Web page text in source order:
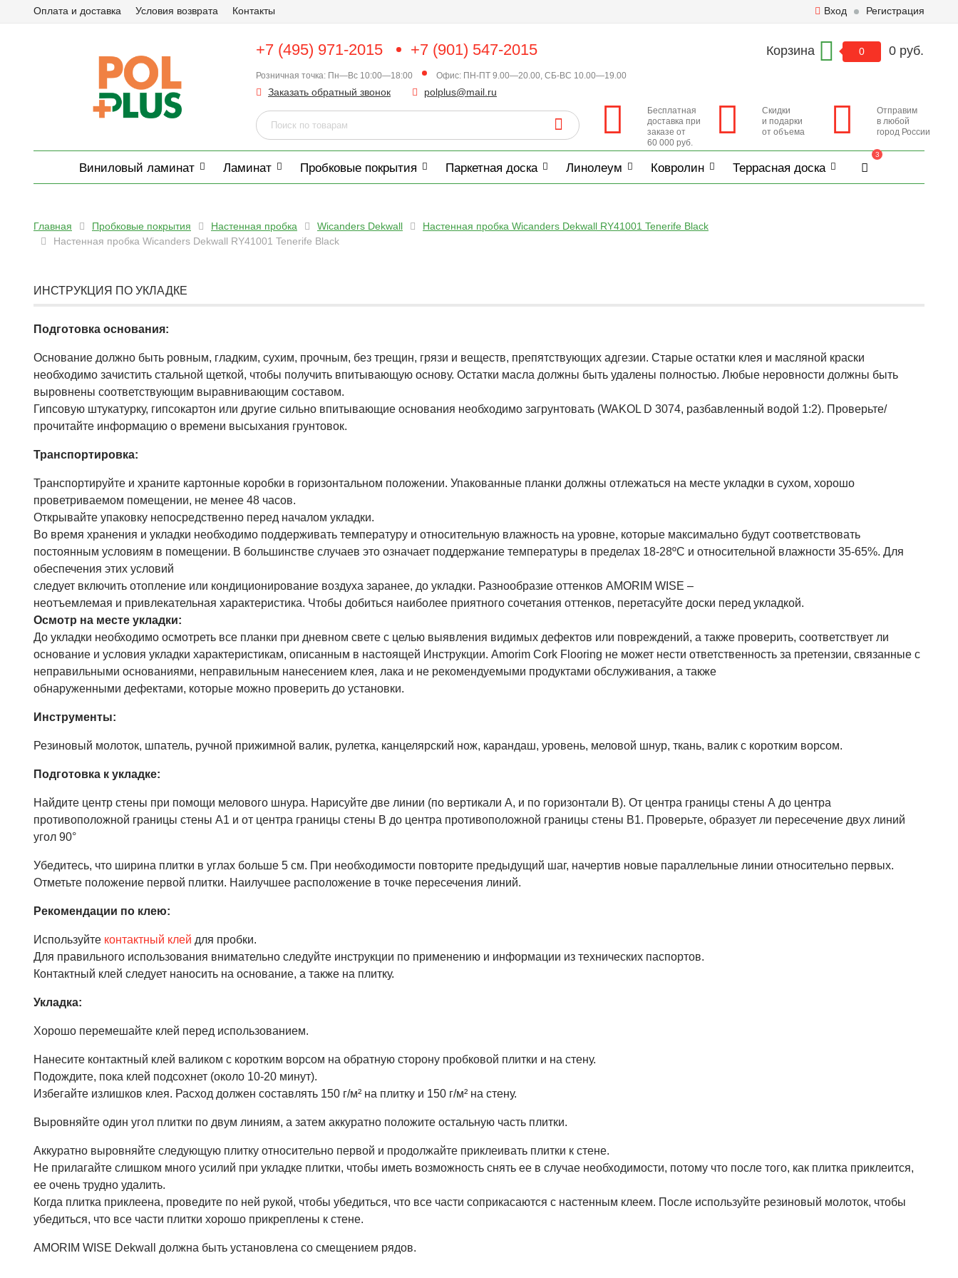
Оплата и доставка Условия возврата Контакты Вход Регистрация
+7 (495) 971-2015 +7 (901) 547-2015
Розничная точка: Пн—Вс 10:00—18:00 Офис: ПН-ПТ 9.00—20.00, СБ-ВС 10.00—19.00
Заказать обратный звонок polplus@mail.ru
Корзина 0 0 руб.
Бесплатная
доставка при
заказе от
60 000 руб.
Скидки
и подарки
от объема
Отправим
в любой
город России
Виниловый ламинат Ламинат Пробковые покрытия Паркетная доска Линолеум Ковролин Террасная доска
3
Главная Пробковые покрытия Настенная пробка Wicanders Dekwall
Настенная пробка Wicanders Dekwall RY41001 Tenerife Black
Настенная пробка Wicanders Dekwall RY41001 Tenerife Black
ИНСТРУКЦИЯ ПО УКЛАДКЕ
Подготовка основания:
Основание должно быть ровным, гладким, сухим, прочным, без трещин, грязи и веществ, препятствующих адгезии. Старые остатки клея и масляной краски
необходимо зачистить стальной щеткой, чтобы получить впитывающую основу. Остатки масла должны быть удалены полностью. Любые неровности должны быть
выровнены соответствующим выравнивающим составом.
Гипсовую штукатурку, гипсокартон или другие сильно впитывающие основания необходимо загрунтовать (WAKOL D 3074, разбавленный водой 1:2). Проверьте/
прочитайте информацию о времени высыхания грунтовок.
Транспортировка:
Транспортируйте и храните картонные коробки в горизонтальном положении. Упакованные планки должны отлежаться на месте укладки в сухом, хорошо
проветриваемом помещении, не менее 48 часов.
Открывайте упаковку непосредственно перед началом укладки.
Во время хранения и укладки необходимо поддерживать температуру и относительную влажность на уровне, которые максимально будут соответствовать
постоянным условиям в помещении. В большинстве случаев это означает поддержание температуры в пределах 18-28ºC и относительной влажности 35-65%. Для
обеспечения этих условий
следует включить отопление или кондиционирование воздуха заранее, до укладки. Разнообразие оттенков AMORIM WISE –
неотъемлемая и привлекательная характеристика. Чтобы добиться наиболее приятного сочетания оттенков, перетасуйте доски перед укладкой.
Осмотр на месте укладки:
До укладки необходимо осмотреть все планки при дневном свете с целью выявления видимых дефектов или повреждений, а также проверить, соответствует ли
основание и условия укладки характеристикам, описанным в настоящей Инструкции. Amorim Cork Flooring не может нести ответственность за претензии, связанные с
неправильными основаниями, неправильным нанесением клея, лака и не рекомендуемыми продуктами обслуживания, а также
обнаруженными дефектами, которые можно проверить до установки.
Инструменты:
Резиновый молоток, шпатель, ручной прижимной валик, рулетка, канцелярский нож, карандаш, уровень, меловой шнур, ткань, валик с коротким ворсом.
Подготовка к укладке:
Найдите центр стены при помощи мелового шнура. Нарисуйте две линии (по вертикали А, и по горизонтали В). От центра границы стены А до центра
противоположной границы стены А1 и от центра границы стены B до центра противоположной границы стены В1. Проверьте, образует ли пересечение двух линий
угол 90°
Убедитесь, что ширина плитки в углах больше 5 см. При необходимости повторите предыдущий шаг, начертив новые параллельные линии относительно первых.
Отметьте положение первой плитки. Наилучшее расположение в точке пересечения линий.
Рекомендации по клею:
Используйте контактный клей для пробки.
Для правильного использования внимательно следуйте инструкции по применению и информации из технических паспортов.
Контактный клей следует наносить на основание, а также на плитку.
Укладка:
Хорошо перемешайте клей перед использованием.
Нанесите контактный клей валиком с коротким ворсом на обратную сторону пробковой плитки и на стену.
Подождите, пока клей подсохнет (около 10-20 минут).
Избегайте излишков клея. Расход должен составлять 150 г/м² на плитку и 150 г/м² на стену.
Выровняйте один угол плитки по двум линиям, а затем аккуратно положите остальную часть плитки.
Аккуратно выровняйте следующую плитку относительно первой и продолжайте приклеивать плитки к стене.
Не прилагайте слишком много усилий при укладке плитки, чтобы иметь возможность снять ее в случае необходимости, потому что после того, как плитка приклеится,
ее очень трудно удалить.
Когда плитка приклеена, проведите по ней рукой, чтобы убедиться, что все части соприкасаются с настенным клеем. После используйте резиновый молоток, чтобы
убедиться, что все части плитки хорошо прикреплены к стене.
AMORIM WISE Dekwall должна быть установлена со смещением рядов.